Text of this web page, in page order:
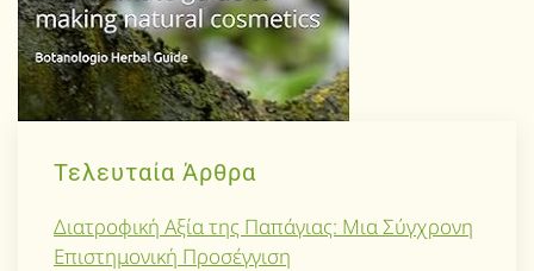
Τελευταία Άρθρα
Διατροφική Αξία της Παπάγιας: Μια Σύγχρονη
Επιστημονική Προσέγγιση